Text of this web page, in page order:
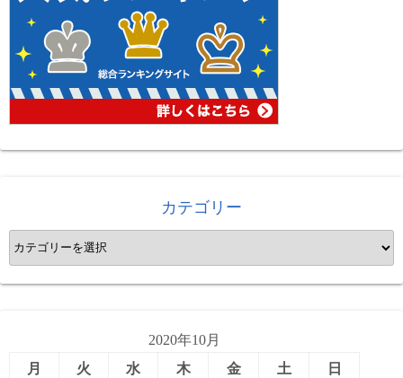
カテゴリー
カ
テ
ゴ
2020年10月
月
火 水 木 金 土 日